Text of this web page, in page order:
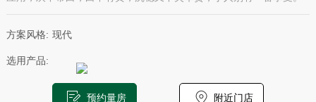
方案风格: 现代
选用产品:
预约量房 附近门店